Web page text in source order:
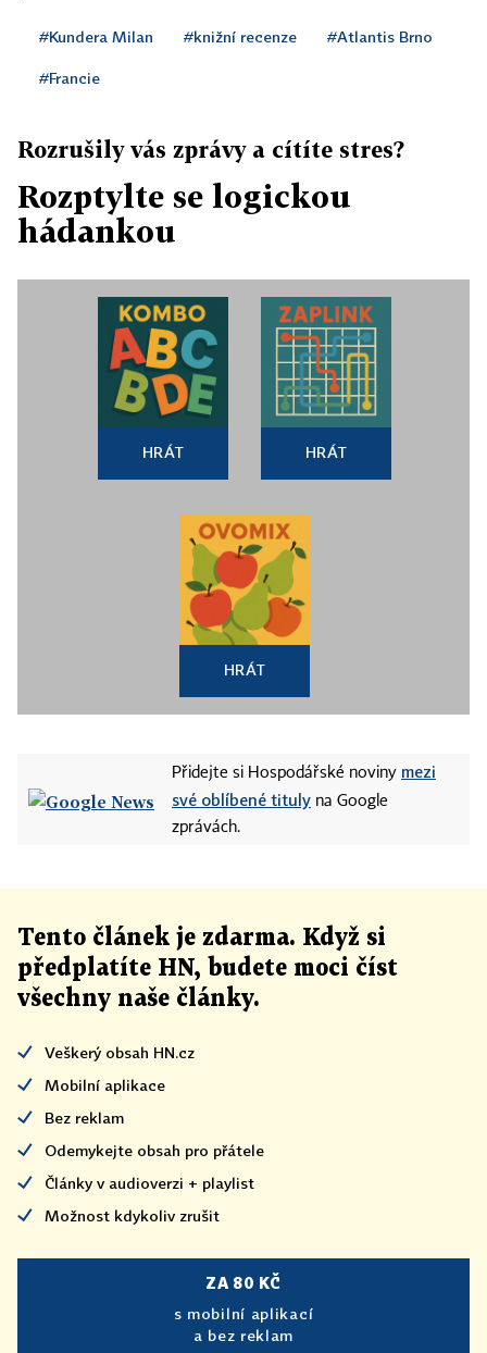
#Kundera Milan #knižní recenze #Atlantis Brno
#Francie
Rozrušily vás zprávy a cítíte stres?
Rozptylte se logickou
hádankou
HRÁT HRÁT
HRÁT
Přidejte si Hospodářské noviny mezi
své oblíbené tituly na Google
zprávách.
Tento článek je zdarma. Když si
předplatíte HN, budete moci číst
všechny naše články.
Veškerý obsah HN.cz
Mobilní aplikace
Bez reklam
Odemykejte obsah pro přátele
Články v audioverzi + playlist
Možnost kdykoliv zrušit
ZA 80 KČ
s mobilní aplikací
a bez reklam